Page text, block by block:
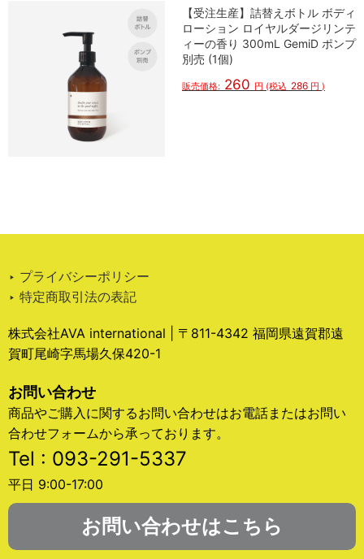
【受注生産】詰替えボトル ボディ
ローション ロイヤルダージリンテ
ィーの香り 300mL GemiD ポンプ
別売 (1個)
販売価格: 260 円 (税込 286 円 )
‣ プライバシーポリシー
‣ 特定商取引法の表記
株式会社AVA international | 〒811-4342 福岡県遠賀郡遠
賀町尾崎字馬場久保420-1
お問い合わせ
商品やご購入に関するお問い合わせはお電話またはお問い
合わせフォームから承っております。
Tel : 093-291-5337
平日 9:00-17:00
お問い合わせはこちら